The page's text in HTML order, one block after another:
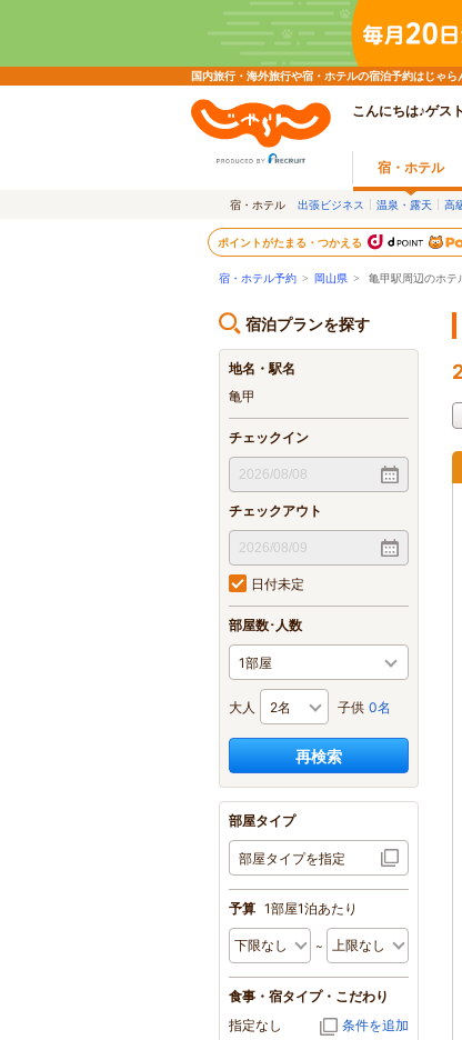
国内旅行・海外旅行や宿・ホテルの宿泊予約はじゃ
こんにちは♪ゲス
宿・ホテル
宿・ホテル 出張ビジネス 温泉・露天 高
ポイントがたまる・つかえる
宿・ホテル予約 > 岡山県 > 亀甲駅周辺のホテ
宿泊プランを探す
地名・駅名
亀甲
チェックイン
チェックアウト
日付未定
部屋数･人数
大人 子供 0名
再検索
部屋タイプ
部屋タイプを指定
予算 1部屋1泊あたり
食事・宿タイプ・こだわり
指定なし
条件を追加